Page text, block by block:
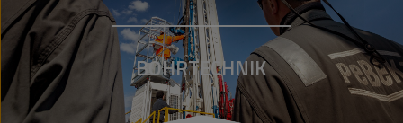
BOHRTECHNIK